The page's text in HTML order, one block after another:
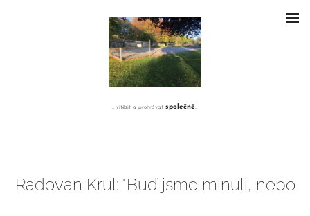
... vítězit a prohrávatspolečně...
Radovan Krul: "Buď jsme minuli, nebo